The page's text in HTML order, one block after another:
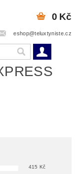
eshop@teluxtyniste.cz
0 Kč
415 Kč